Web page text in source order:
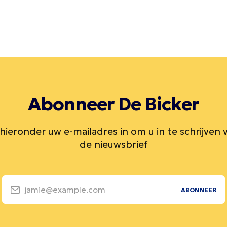
Abonneer De Bicker
uw e-mailadres in om u in te schrijven
de nieuwsbrief
jamie@example.com ABONNEER